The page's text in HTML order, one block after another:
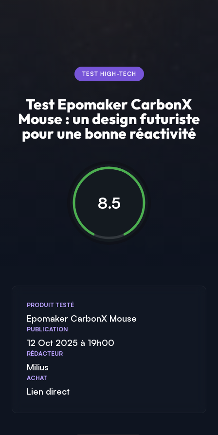
TEST HIGH-TECH
Test Epomaker CarbonX
Mouse : un design futuriste
pour une bonne réactivité
8.5
PRODUIT TESTÉ
Epomaker CarbonX Mouse
PUBLICATION
12 Oct 2025 à 19h00
RÉDACTEUR
Milius
ACHAT
Lien direct